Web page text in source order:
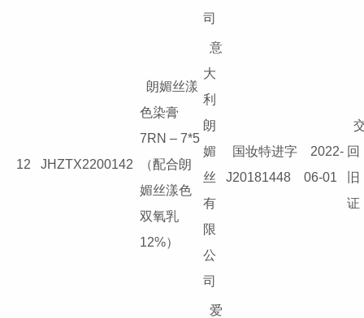
司
12 JHZTX2200142
朗媚丝漾
色染膏
7RN – 7*5
（配合朗
媚丝漾色
双氧乳
12%）
意
大
利
朗
媚
丝
有
限
公
司
国妆特进字
J20181448
2022-
06-01
回
旧
证
爱